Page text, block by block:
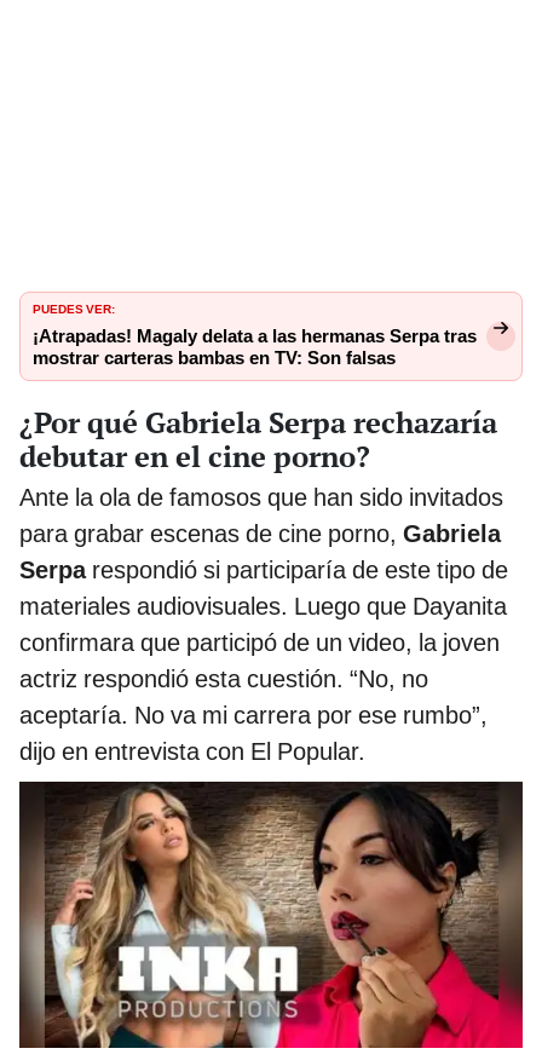
PUEDES VER:
¡Atrapadas! Magaly delata a las hermanas Serpa tras
mostrar carteras bambas en TV: Son falsas
¿Por qué Gabriela Serpa rechazaría
debutar en el cine porno?
Ante la ola de famosos que han sido invitados
para grabar escenas de cine porno, Gabriela
Serparespondió si participaría de este tipo de
materiales audiovisuales. Luego que Dayanita
confirmara que participó de un video, la joven
actriz respondió esta cuestión. “No, no
aceptaría. No va mi carrera por ese rumbo”,
dijo en entrevista con El Popular.